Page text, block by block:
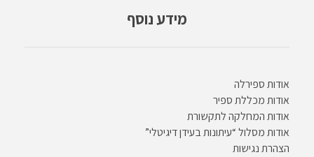
מידע נוסף
אודות ספירלה
אודות מכללת ספיר
אודות המחלקה לתקשורת
אודות מסלול “עיתונות בעידן דיגיטלי”
הצהרת נגישות